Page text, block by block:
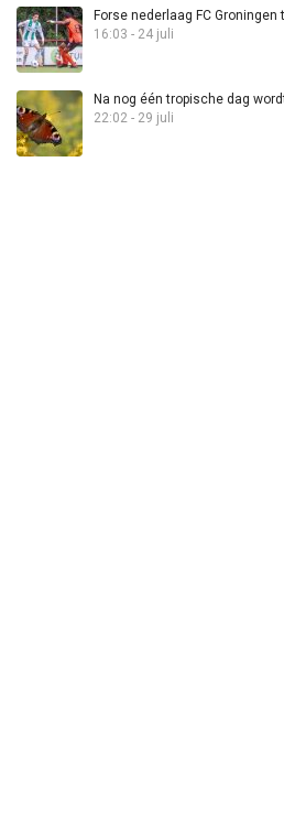
Forse nederlaag FC
16:03 - 24 juli
Na nog één tropische dag
22:02 - 29 juli